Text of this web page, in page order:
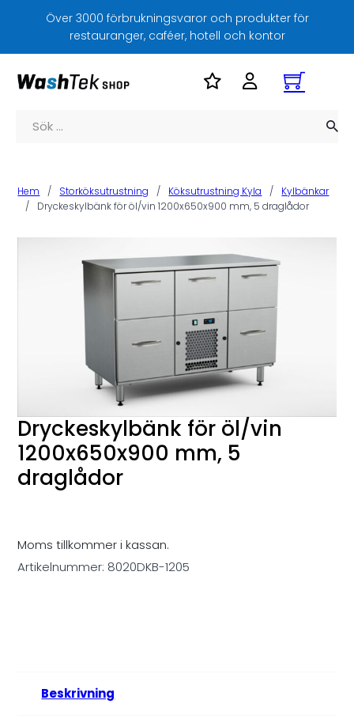
Över 3000 förbrukningsvaror och produkter för
restauranger, caféer, hotell och kontor
Sök
Hem / Storköksutrustning / Köksutrustning Kyla /
Kylbänkar
/
Dryckeskylbänk för öl/vin 1200x650x900 mm, 5 draglådor
Dryckeskylbänk för öl/vin
1200x650x900 mm, 5
draglådor
Moms tillkommer i kassan.
Artikelnummer: 8020DKB-1205
Beskrivning